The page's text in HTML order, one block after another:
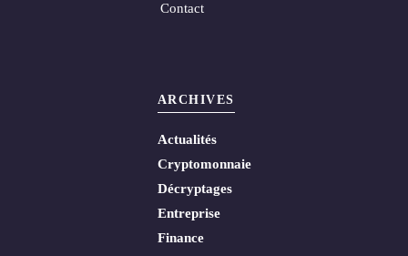
Contact
ARCHIVES
Actualités
Cryptomonnaie
Décryptages
Entreprise
Finance